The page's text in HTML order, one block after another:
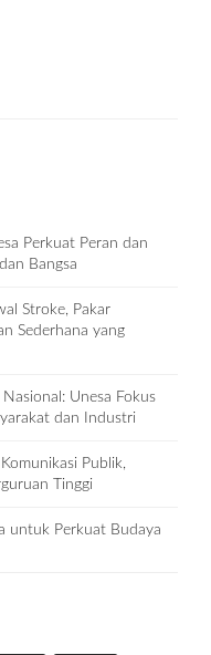
Perkuat Peran dan
Bangsa
Stroke, Pakar
Sederhana yang
Unesa Fokus
dan Industri
Publik,
Tinggi
untuk Perkuat Budaya